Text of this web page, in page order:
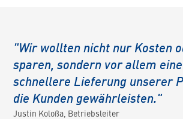
"Wir wollten nicht nur Kosten
sparen, sondern vor allem
schnellere Lieferung unserer
die Kunden gewährleisten."
Justin Koloßa, Betriebsleiter